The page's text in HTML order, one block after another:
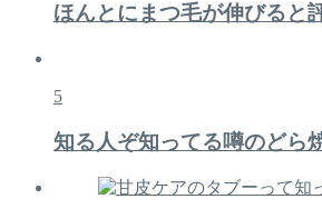
ほんとにまつ毛が伸びると
5
知る人ぞ知ってる噂のどら